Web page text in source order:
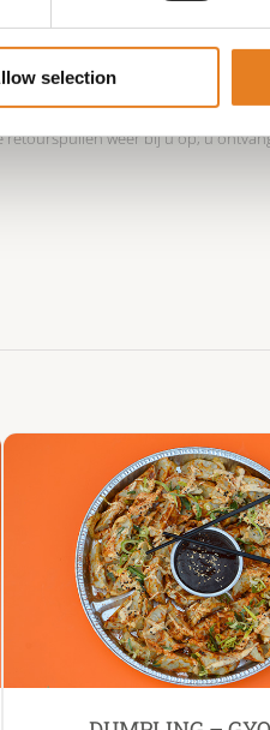
selection
op kamertemperatuur in een
gegaard en kan desgewenst
weer bij u op; u